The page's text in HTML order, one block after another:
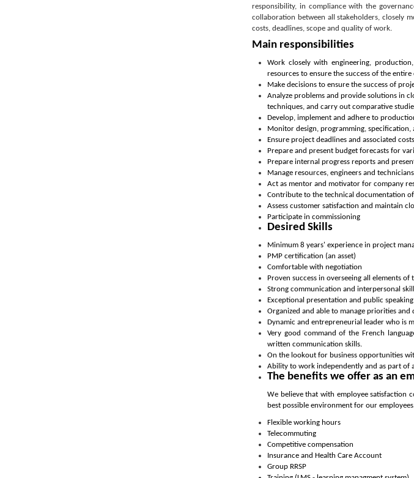
responsibility, in compliance with the
collaboration between all stakeholders, closely
costs, deadlines, scope and quality of work.
Main responsibilities
Work closely with engineering,
resources to ensure the success of the entire
Make decisions to ensure the success of
Analyze problems and provide solutions in
techniques, and carry out comparative
Develop, implement and adhere to
Monitor design, programming, specification,
Ensure project deadlines and associated
Prepare and present budget forecasts for
Prepare internal progress reports and
Manage resources, engineers and
Act as mentor and motivator for company
Contribute to the technical documentation
Assess customer satisfaction and maintain
Participate in commissioning
Desired Skills
Minimum 8 years' experience in project
PMP certification (an asset)
Comfortable with negotiation
Proven success in overseeing all elements
Strong communication and interpersonal
Exceptional presentation and public
Organized and able to manage priorities
Dynamic and entrepreneurial leader who is
Very good command of the French
written communication skills.
On the lookout for business opportunities
Ability to work independently and as part of
The benefits we offer as an
We believe that with employee satisfaction
best possible environment for our employees.
Flexible working hours
Telecommuting
Competitive compensation
Insurance and Health Care Account
Group RRSP